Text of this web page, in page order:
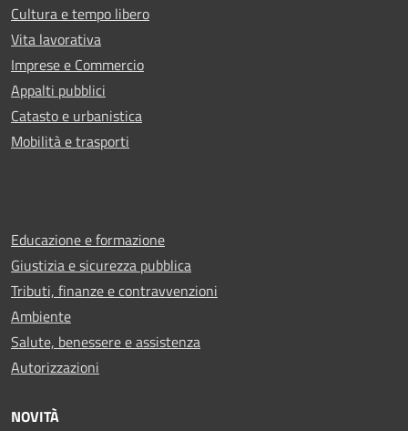
Cultura e tempo libero
Vita lavorativa
Imprese e Commercio
Appalti pubblici
Catasto e urbanistica
Mobilità e trasporti
Educazione e formazione
Giustizia e sicurezza pubblica
Tributi, finanze e contravvenzioni
Ambiente
Salute, benessere e assistenza
Autorizzazioni
NOVITÀ